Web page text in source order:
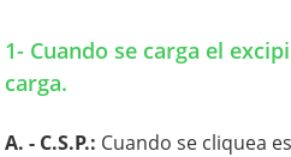
1- Cuando se carga el
carga.
A. - C.S.P.: Cuando se cliquea